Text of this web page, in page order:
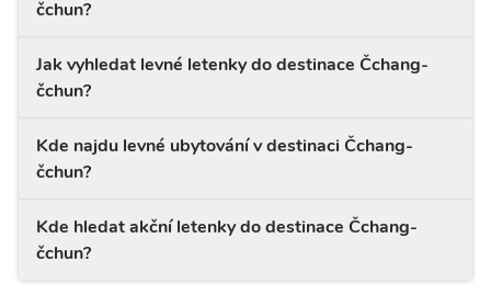
čchun?
Jak vyhledat levné letenky do destinace Čchang-
čchun?
Kde najdu levné ubytování v destinaci Čchang-
čchun?
Kde hledat akční letenky do destinace Čchang-
čchun?